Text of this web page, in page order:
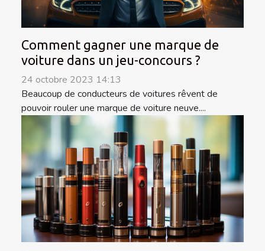
Comment gagner une marque de
voiture dans un jeu-concours ?
24 octobre 2023 14:13
Beaucoup de conducteurs de voitures rêvent de
pouvoir rouler une marque de voiture neuve....